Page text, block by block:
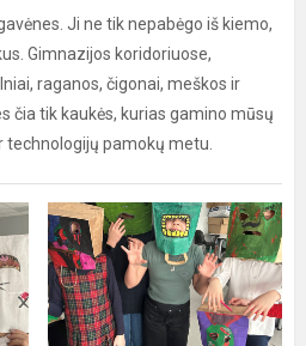
Ji ne tik nepabėgo iš kiemo,
Gimnazijos koridoriuose,
raganos, čigonai, meškos ir
čia tik kaukės, kurias gamino mūsų
pamokų metu.